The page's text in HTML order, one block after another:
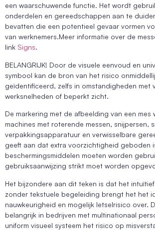
een waarschuwende functie. Het wordt
onderdelen en gereedschappen aan te
bevatten die een potentieel gevaar vormen
van werknemers.Meer informatie over de
link Signs.
BELANGRIJK! Door de visuele eenvoud en
symbool kan de bron van het risico
geïdentificeerd, zelfs in omstandigheden met
werksnelheden of beperkt zicht.
De markering met de afbeelding van een
machines met roterende messen, snijpersen,
verpakkingsapparatuur en verwisselbare
geeft aan dat extra voorzichtigheid geboden
beschermingsmiddelen moeten worden
gebruiksaanwijzing strikt moet worden
Het bijzondere aan dit teken is dat het
zonder tekstuele begeleiding brengt het het
nauwkeurigheid en mogelijk letselrisico over.
belangrijk in bedrijven met multinationaal
uniform visueel systeem het risico op